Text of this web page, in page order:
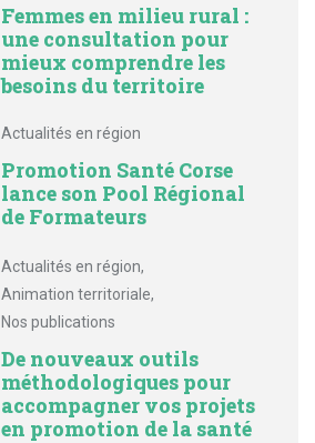
Femmes en milieu rural :
une consultation pour
mieux comprendre les
besoins du territoire
Actualités en région
Promotion Santé Corse
lance son Pool Régional
de Formateurs
Actualités en région,
Animation territoriale,
Nos publications
De nouveaux outils
méthodologiques pour
accompagner vos projets
en promotion de la santé